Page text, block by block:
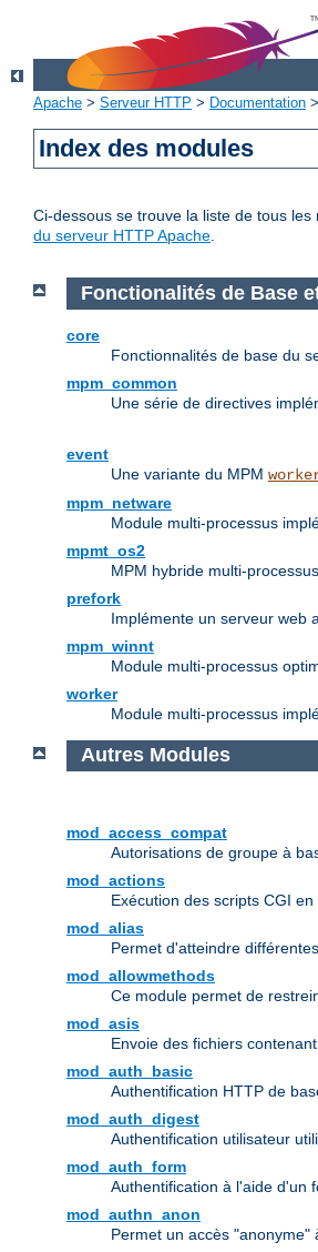
Apache > Serveur HTTP > Documentation >
Index des modules
Ci-dessous se trouve la liste de tous
du serveur HTTP Apache.
Fonctionalités de Base
core
Fonctionnalités de base du
mpm_common
Une série de directives
event
Une variante du MPM
mpm_netware
Module multi-processus
mpmt_os2
MPM hybride multi-
prefork
Implémente un serveur web
mpm_winnt
Module multi-processus
worker
Module multi-processus
Autres Modules
mod_access_compat
Autorisations de groupe à
mod_actions
Exécution des scripts CGI
mod_alias
Permet d'atteindre
mod_allowmethods
Ce module permet de
mod_asis
Envoie des fichiers
mod_auth_basic
Authentification HTTP de
mod_auth_digest
Authentification utilisateur
mod_auth_form
Authentification à l'aide d'un
mod_authn_anon
Permet un accès "anonyme"